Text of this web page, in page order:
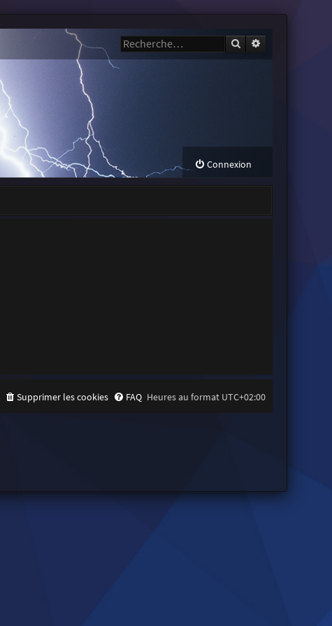
Rechercher
Connexion
Heures au format UTC+02:00
FAQ
Supprimer les cookies